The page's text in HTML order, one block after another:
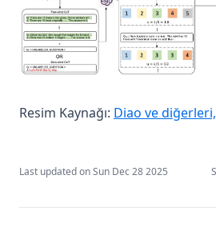
kimi-k2.5
llama-3
mistral-large
Riskler ve Kötüye Kullanımlar
Gerçeklik
Önyargılar
Resim Kaynağı: Diao ve
Last updated onSun Dec 28 2025